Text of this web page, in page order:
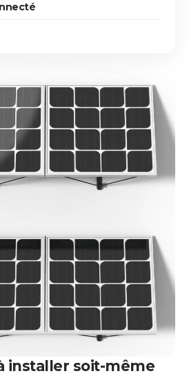
installer soit-même